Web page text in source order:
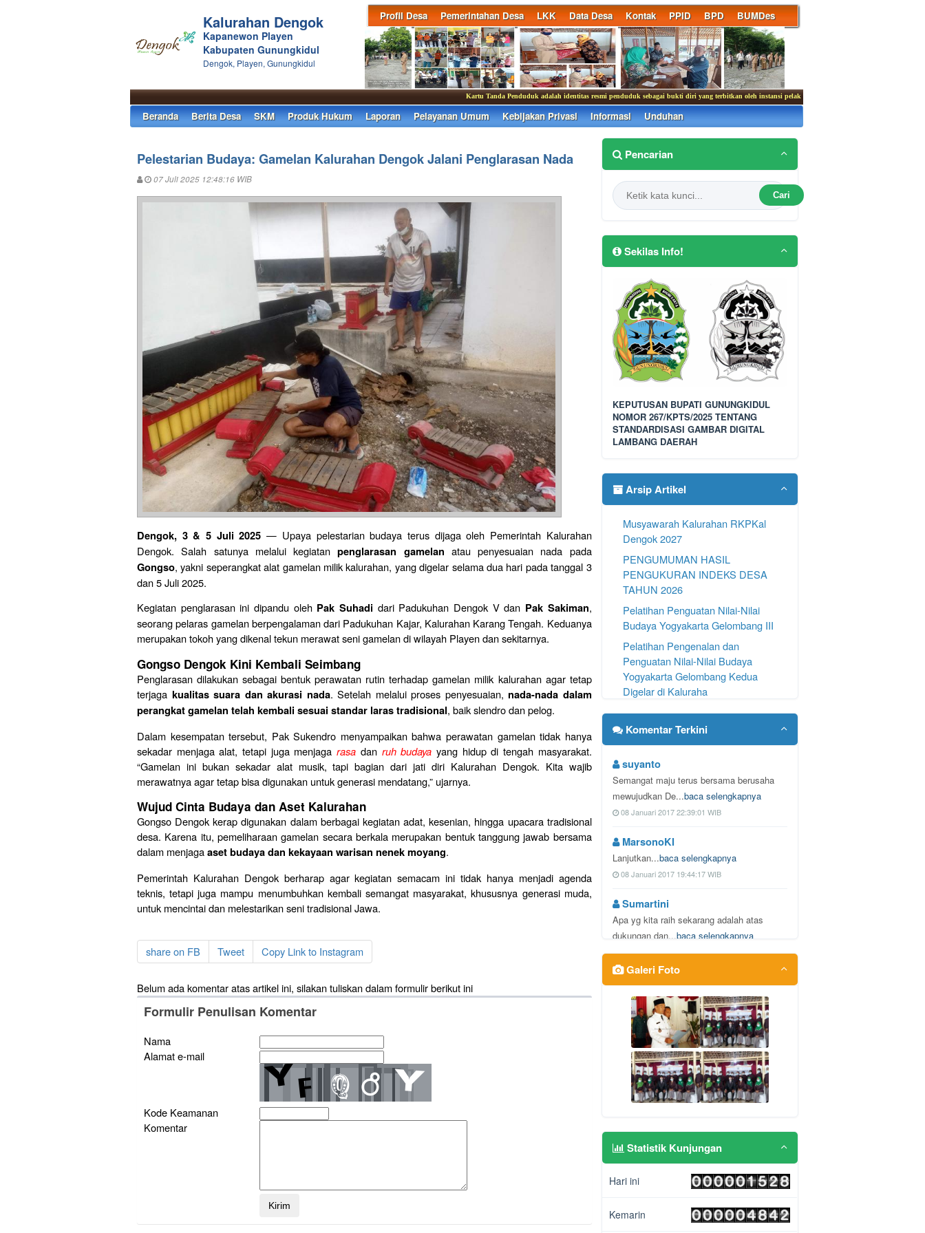
Profil Desa Pemerintahan Desa LKK Data Desa Kontak PPID BPD BUMDes
Kalurahan Dengok
Kapanewon Playen
Kabupaten Gunungkidul
Dengok, Playen, Gunungkidul
Kartu Tanda Penduduk adalah identitas resmi penduduk sebagai bukti diri yang terbitkan oleh instansi pelaksana yang berlaku di seluruh Indonesia.
Beranda Berita Desa SKM Produk Hukum Laporan Pelayanan Umum Kebijakan Privasi Informasi Unduhan
Pelestarian Budaya: Gamelan Kalurahan Dengok Jalani Penglarasan Nada
07 Juli 2025 12:48:16 WIB
Dengok, 3 & 5 Juli 2025 — Upaya pelestarian budaya terus dijaga oleh Pemerintah Kalurahan
Dengok. Salah satunya melalui kegiatanpenglarasan gamelan atau penyesuaian nada pada
Gongso, yakni seperangkat alat gamelan milik kalurahan, yang digelar selama dua hari pada tanggal 3
dan 5 Juli 2025.
Kegiatan penglarasan ini dipandu oleh Pak Suhadi dari Padukuhan Dengok V dan Pak Sakiman,
seorang pelaras gamelan berpengalaman dari Padukuhan Kajar, Kalurahan Karang Tengah. Keduanya
merupakan tokoh yang dikenal tekun merawat seni gamelan di wilayah Playen dan sekitarnya.
Gongso Dengok Kini Kembali Seimbang
Penglarasan dilakukan sebagai bentuk perawatan rutin terhadap gamelan milik kalurahan agar tetap
terjaga kualitas suara dan akurasi nada. Setelah melalui proses penyesuaian, nada-nada dalam
perangkat gamelan telah kembali sesuai standar laras tradisional, baik slendro dan pelog.
Dalam kesempatan tersebut, Pak Sukendro menyampaikan bahwa perawatan gamelan tidak hanya
sekadar menjaga alat, tetapi juga menjagarasa dan ruh budaya yang hidup di tengah masyarakat.
“Gamelan ini bukan sekadar alat musik, tapi bagian dari jati diri Kalurahan Dengok. Kita wajib
merawatnya agar tetap bisa digunakan untuk generasi mendatang,” ujarnya.
Wujud Cinta Budaya dan Aset Kalurahan
Gongso Dengok kerap digunakan dalam berbagai kegiatan adat, kesenian, hingga upacara tradisional
desa. Karena itu, pemeliharaan gamelan secara berkala merupakan bentuk tanggung jawab bersama
dalam menjagaaset budaya dan kekayaan warisan nenek moyang.
Pemerintah Kalurahan Dengok berharap agar kegiatan semacam ini tidak hanya menjadi agenda
teknis, tetapi juga mampu menumbuhkan kembali semangat masyarakat, khususnya generasi muda,
untuk mencintai dan melestarikan seni tradisional Jawa.
share on FB Tweet Copy Link to Instagram
Belum ada komentar atas artikel ini, silakan tuliskan dalam formulir berikut ini
Formulir Penulisan Komentar
Nama
Alamat e-mail
Kode Keamanan
Komentar
Pencarian
Cari
Sekilas Info!
KEPUTUSAN BUPATI GUNUNGKIDUL
NOMOR 267/KPTS/2025 TENTANG
STANDARDISASI GAMBAR DIGITAL
LAMBANG DAERAH
Arsip Artikel
Musyawarah Kalurahan RKPKal
Dengok 2027
PENGUMUMAN HASIL
PENGUKURAN INDEKS DESA
TAHUN 2026
Pelatihan Penguatan Nilai-Nilai
Budaya Yogyakarta Gelombang III
Pelatihan Pengenalan dan
Penguatan Nilai-Nilai Budaya
Yogyakarta Gelombang Kedua
Digelar di Kaluraha
Pelatihan Pengenalan dan
Penguatan Nilai-Nilai Budaya
Yogyakarta Digelar di Kalurahan
Pengumuman Pendaftaran Lurah
Dengok 2026
SKM Semester II Tahun 2026
Komentar Terkini
suyanto
Semangat maju terus bersama berusaha
mewujudkan De...baca selengkapnya
08 Januari 2017 22:39:01 WIB
MarsonoKI
Lanjutkan...baca selengkapnya
08 Januari 2017 19:44:17 WIB
Sumartini
Apa yg kita raih sekarang adalah atas
dukungan dan...baca selengkapnya
25 Oktober 2016 23:48:20 WIB
Apa yg kita raih sekarang adalah atas
dukungan dan... baca selengkapnya
25 Oktober 2016 23:48:13 WIB
Sumartini
Apa yg kita raih sekarang adalah atas
dukungan dan...baca selengkapnya
Galeri Foto
Statistik Kunjungan
Hari ini
Kemarin